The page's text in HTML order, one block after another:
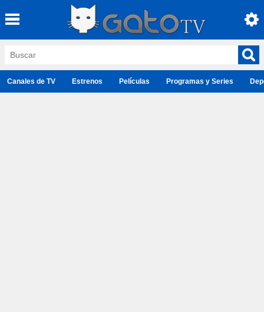
Canales de TV Estrenos Películas Programas y Series